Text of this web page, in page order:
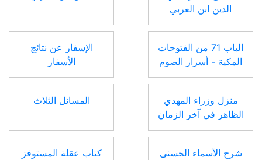
الدين ابن العربي
الباب 71 من الفتوحات
المكية - أسرار الصوم
الإسفار عن نتائج
الأسفار
منزل وزراء المهدي
الظاهر في آخر الزمان
المسائل الثلاث
شرح الأسماء الحسنى
كتاب عقلة المستوفز